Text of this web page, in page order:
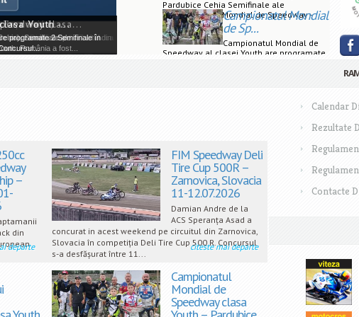
Pardubice Cehia Semifinale ale
Campionatului Mondial de Speedway -
Clasa ...
Campionatul Mondial
de Sp...
Campionatul Mondial de
Speedway al clasei Youth are programate
–...
de Dirt Track din Zarnovica
Zarnovica,...
acest weekend pe circuitul din
clasa...
Semifinale ale
România a fost...
Youth -...
programate 2 Semifinale în
–
din
departe
FIM Speedway Deli
Tire Cup 500R –
Zarnovica, Slovacia
11-12.07.2026
Damian Andre de la
ACS Speranța Asad a
concurat in acest weekend pe circuitul din Zarnovica,
Slovacia în competiția Deli Tire Cup 500 R. Concursul
s-a desfășurat între 11...
citeste mai departe
Campionatul
Mondial de
Speedway clasa
Calendar
Rezultate
Contacte